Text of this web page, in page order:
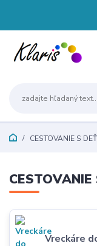
CESTOVANIE S
CESTOVANIE
Vreckáre